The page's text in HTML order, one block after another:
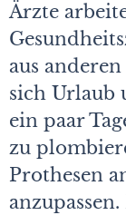
Ärzte
aus
sich Urlaub
ein paar
zu
Prothesen